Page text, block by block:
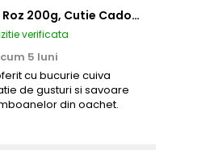
Mărțișor Dulce Roz 200g, Cutie Cadou cu Bomboane de Ciocolată
verificata
5 luni
cu bucurie cuiva
de gusturi si savoare
din oachet.